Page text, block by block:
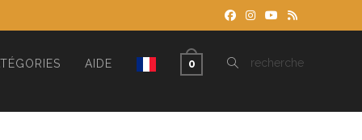
recherche
AIDE 0 TOGGLE